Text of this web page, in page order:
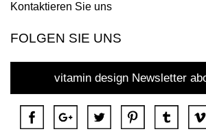
Kontaktieren Sie uns
FOLGEN SIE UNS
vitamin design Newsletter